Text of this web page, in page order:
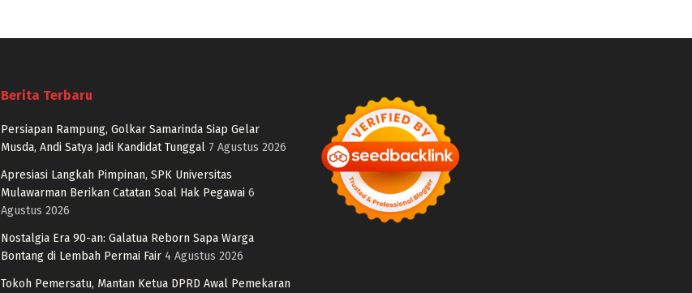
Berita Terbaru
Persiapan Rampung, Golkar Samarinda Siap Gelar
Musda, Andi Satya Jadi Kandidat Tunggal 7 Agustus 2026
Apresiasi Langkah Pimpinan, SPK Universitas
Mulawarman Berikan Catatan Soal Hak Pegawai 6
Agustus 2026
Nostalgia Era 90-an: Galatua Reborn Sapa Warga
Bontang di Lembah Permai Fair 4 Agustus 2026
Tokoh Pemersatu, Mantan Ketua DPRD Awal Pemekaran